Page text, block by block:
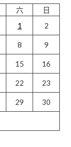
六
日
1
2
8 9
15 16
22 23
29 30